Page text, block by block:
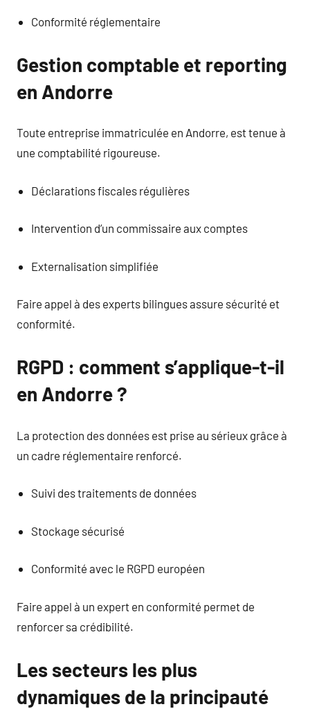
Conformité réglementaire
Gestion comptable et reporting
en Andorre
Toute entreprise immatriculée en Andorre, est tenue à
une comptabilité rigoureuse.
Déclarations fiscales régulières
Intervention d’un commissaire aux comptes
Externalisation simplifiée
Faire appel à des experts bilingues assure sécurité et
conformité.
RGPD : comment s’applique-t-il
en Andorre ?
La protection des données est prise au sérieux grâce à
un cadre réglementaire renforcé.
Suivi des traitements de données
Stockage sécurisé
Conformité avec le RGPD européen
Faire appel à un expert en conformité permet de
renforcer sa crédibilité.
Les secteurs les plus
dynamiques de la principauté